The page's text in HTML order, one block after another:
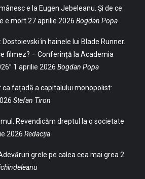
e la Eugen Jebeleanu. Și de ce
e mort27 aprilie 2026 Bogdan Popa
în hainele lui Blade Runner.
filmez? – Conferință la Academia
1 aprilie 2026 Bogdan Popa
fațadă a capitalului monopolist:
Stefan Tiron
Revendicăm dreptul la o societate
2026 Redacția
grele pe calea cea mai grea 2